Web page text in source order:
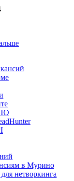
в Мурино
нетворкинга